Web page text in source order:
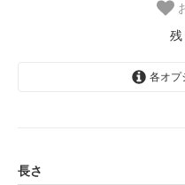
残
各オプ
長さ